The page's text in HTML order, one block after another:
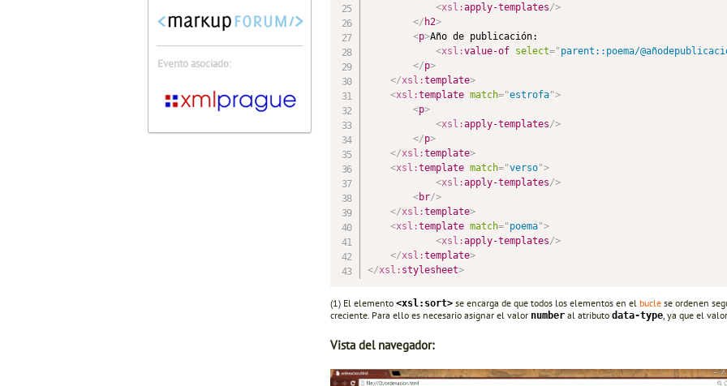
Evento asociado:
<xsl:apply-templates/>
</ h2>
<p>Año de publicación:
<xsl:value-of select="parent::poema/
</p>
</xsl:template>
<xsl:template match="estrofa">
<p>
<xsl:apply-templates/>
</p>
</xsl:template>
<xsl:template match="verso">
<xsl:apply-templates/>
<br/>
</xsl:template>
<xsl:template match="poema">
<xsl:apply-templates/>
</xsl:template>
</xsl: stylesheet>
(1) El elemento <xsl:sort> se encarga de que todos los elementos en el bucle se ordenen
creciente. Para ello es necesario asignar el valor number al atributo data-type , ya que el
Vista del navegador: